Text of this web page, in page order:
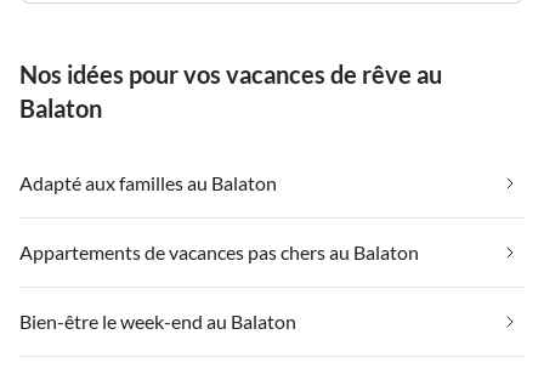
Nos idées pour vos vacances de rêve au
Balaton
Adapté aux familles au Balaton
Appartements de vacances pas chers au Balaton
Bien-être le week-end au Balaton